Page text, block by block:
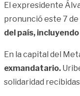
El expresidente
pronunció este 7
del país,
En la capital del
exmandatario.
solidaridad